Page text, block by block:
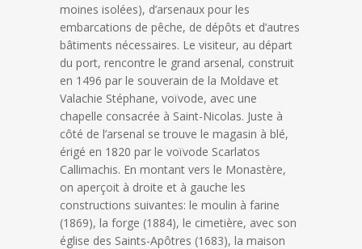
moines isolées), d’arsenaux pour les
embarcations de pêche, de dépôts et d’autres
bâtiments nécessaires. Le visiteur, au départ
du port, rencontre le grand arsenal, construit
en 1496 par le souverain de la Moldave et
Valachie Stéphane, voïvode, avec une
chapelle consacrée à Saint-Nicolas. Juste à
côté de l’arsenal se trouve le magasin à blé,
érigé en 1820 par le voïvode Scarlatos
Callimachis. En montant vers le Monastère,
on aperçoit à droite et à gauche les
constructions suivantes: le moulin à farine
(1869), la forge (1884), le cimetière, avec son
église des Saints-Apôtres (1683), la maison